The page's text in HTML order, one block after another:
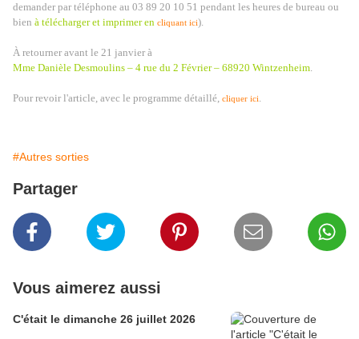
demander par téléphone au 03 89 20 10 51 pendant les heures de bureau ou
bien à télécharger et imprimer en cliquant ici).
À retourner avant le 21 janvier à
Mme Danièle Desmoulins – 4 rue du 2 Février – 68920 Wintzenheim.
Pour revoir l'article, avec le programme détaillé, cliquer ici.
#Autres sorties
Partager
Vous aimerez aussi
C'était le dimanche 26 juillet 2026